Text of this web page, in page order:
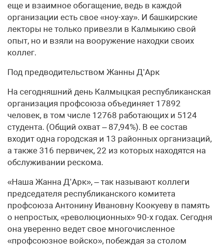
еще и взаимное обогащение, ведь в каждой
организации есть свое «ноу-хау». И башкирские
лекторы не только привезли в Калмыкию свой
опыт, но и взяли на вооружение находки своих
коллег.
Под предводительством Жанны Д’Арк
На сегодняшний день Калмыцкая республиканская
организация профсоюза объединяет 17892
человек, в том числе 12768 работающих и 5124
студента. (Общий охват – 87,94%). В ее состав
входит одна городская и 13 районных организаций,
а также 316 первичек, 22 из которых находятся на
обслуживании рескома.
«Наша Жанна Д’Арк», – так называют коллеги
председателя республиканского комитета
профсоюза Антонину Ивановну Коокуеву в память
о непростых, «революционных» 90-х годах. Сегодня
она уверенно ведет свое многочисленное
«профсоюзное войско», побеждая за столом